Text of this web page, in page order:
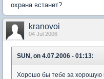
охрана встанет?
kranovoi
04 Jul 2006
SUN, on 4.07.2006 - 01:13:
Хорошо бы тебе за хорошую